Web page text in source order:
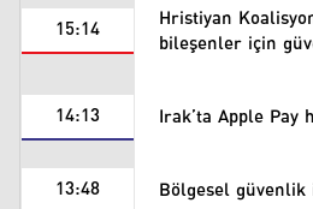
15:14 Hristiyan
bileşenler için
14:13 Irak’ta Apple
13:48 Bölgesel